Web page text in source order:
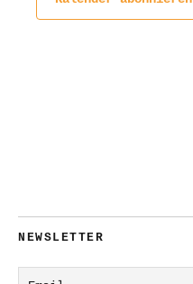
NEWSLETTER